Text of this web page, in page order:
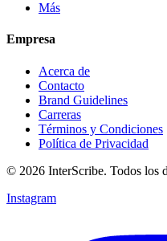
Más
Empresa
Acerca de
Contacto
Brand Guidelines
Carreras
Términos y Condiciones
Política de Privacidad
© 2026 InterScribe. Todos los
Instagram